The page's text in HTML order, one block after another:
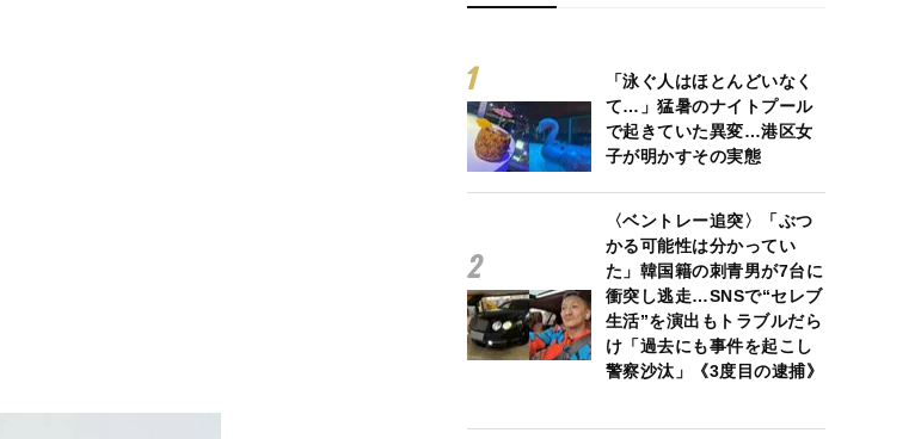
「泳ぐ人はほとんどいなく
て…」猛暑のナイトプール
で起きていた異変…港区女
子が明かすその実態
〈ベントレー追突〉「ぶつ
かる可能性は分かってい
た」韓国籍の刺青男が7台に
衝突し逃走…SNSで“セレブ
生活”を演出もトラブルだら
け「過去にも事件を起こし
警察沙汰」《3度目の逮捕》